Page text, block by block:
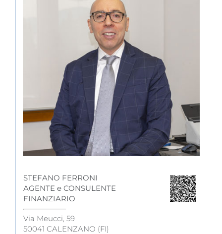
STEFANO FERRONI
AGENTE e CONSULENTE
FINANZIARIO
Via Meucci, 59
50041 CALENZANO (FI)